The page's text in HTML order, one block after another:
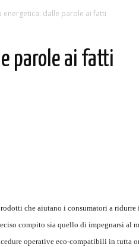
energetica: dalle parole ai fatti
parole ai fatti
che aiutano i consumatori a
compito sia quello di impegnarsi al
operative eco-compatibili in tutta